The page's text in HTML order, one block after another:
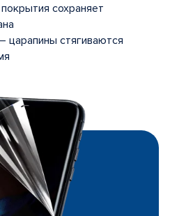
сохраняет
царапины стягиваются